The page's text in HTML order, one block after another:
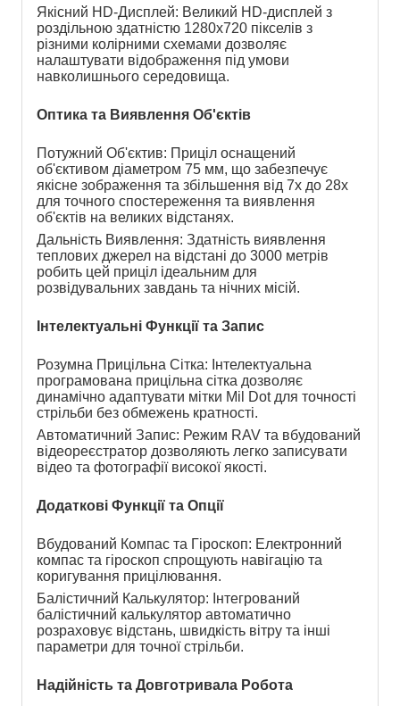
Якісний HD-Дисплей: Великий HD-дисплей з
роздільною здатністю 1280x720 пікселів з
різними колірними схемами дозволяє
налаштувати відображення під умови
навколишнього середовища.
Оптика та Виявлення Об'єктів
Потужний Об'єктив: Приціл оснащений
об'єктивом діаметром 75 мм, що забезпечує
якісне зображення та збільшення від 7x до 28x
для точного спостереження та виявлення
об'єктів на великих відстанях.
Дальність Виявлення: Здатність виявлення
теплових джерел на відстані до 3000 метрів
робить цей приціл ідеальним для
розвідувальних завдань та нічних місій.
Інтелектуальні Функції та Запис
Розумна Прицільна Сітка: Інтелектуальна
програмована прицільна сітка дозволяє
динамічно адаптувати мітки Mil Dot для точності
стрільби без обмежень кратності.
Автоматичний Запис: Режим RAV та вбудований
відеореєстратор дозволяють легко записувати
відео та фотографії високої якості.
Додаткові Функції та Опції
Вбудований Компас та Гіроскоп: Електронний
компас та гіроскоп спрощують навігацію та
коригування прицілювання.
Балістичний Калькулятор: Інтегрований
балістичний калькулятор автоматично
розраховує відстань, швидкість вітру та інші
параметри для точної стрільби.
Надійність та Довготривала Робота